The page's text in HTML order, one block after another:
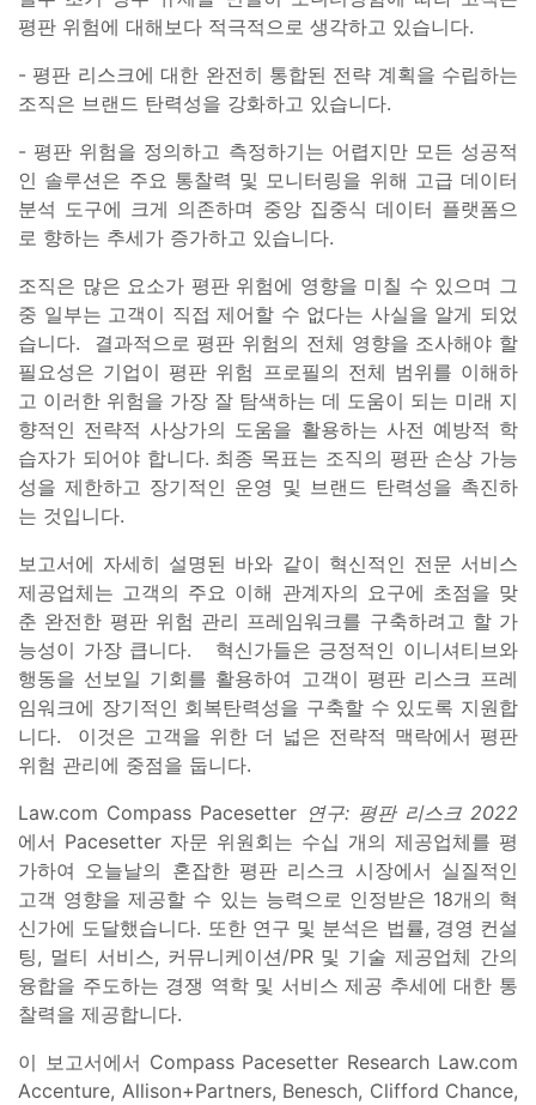
평판 위험에 대해보다 적극적으로 생각하고 있습니다.
- 평판 리스크에 대한 완전히 통합된 전략 계획을 수립하는
조직은 브랜드 탄력성을 강화하고 있습니다.
- 평판 위험을 정의하고 측정하기는 어렵지만 모든 성공적
인 솔루션은 주요 통찰력 및 모니터링을 위해 고급 데이터
분석 도구에 크게 의존하며 중앙 집중식 데이터 플랫폼으
로 향하는 추세가 증가하고 있습니다.
조직은 많은 요소가 평판 위험에 영향을 미칠 수 있으며 그
중 일부는 고객이 직접 제어할 수 없다는 사실을 알게 되었
습니다. 결과적으로 평판 위험의 전체 영향을 조사해야 할
필요성은 기업이 평판 위험 프로필의 전체 범위를 이해하
고 이러한 위험을 가장 잘 탐색하는 데 도움이 되는 미래 지
향적인 전략적 사상가의 도움을 활용하는 사전 예방적 학
습자가 되어야 합니다. 최종 목표는 조직의 평판 손상 가능
성을 제한하고 장기적인 운영 및 브랜드 탄력성을 촉진하
는 것입니다.
보고서에 자세히 설명된 바와 같이 혁신적인 전문 서비스
제공업체는 고객의 주요 이해 관계자의 요구에 초점을 맞
춘 완전한 평판 위험 관리 프레임워크를 구축하려고 할 가
능성이 가장 큽니다. 혁신가들은 긍정적인 이니셔티브와
행동을 선보일 기회를 활용하여 고객이 평판 리스크 프레
임워크에 장기적인 회복탄력성을 구축할 수 있도록 지원합
니다. 이것은 고객을 위한 더 넓은 전략적 맥락에서 평판
위험 관리에 중점을 둡니다.
Law.com Compass Pacesetter 연구: 평판 리스크 2022
에서 Pacesetter 자문 위원회는 수십 개의 제공업체를 평
가하여 오늘날의 혼잡한 평판 리스크 시장에서 실질적인
고객 영향을 제공할 수 있는 능력으로 인정받은 18개의 혁
신가에 도달했습니다. 또한 연구 및 분석은 법률, 경영 컨설
팅, 멀티 서비스, 커뮤니케이션/PR 및 기술 제공업체 간의
융합을 주도하는 경쟁 역학 및 서비스 제공 추세에 대한 통
찰력을 제공합니다.
이 보고서에서 Compass Pacesetter Research Law.com
Accenture, Allison+Partners, Benesch, Clifford Chance,